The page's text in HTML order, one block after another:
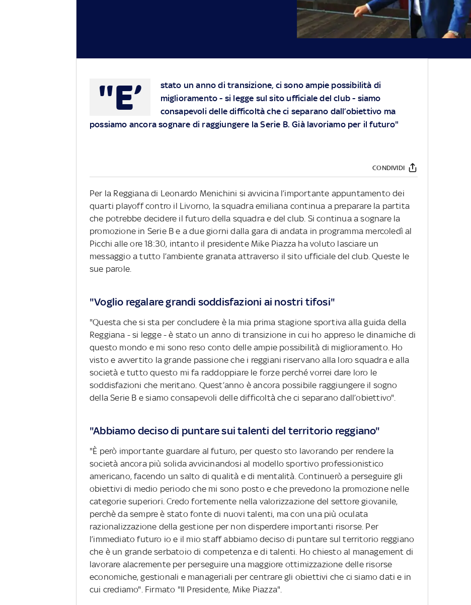
"E’
stato un anno di transizione, ci sono ampie possibilità di
miglioramento - si legge sul sito ufficiale del club - siamo
consapevoli delle difficoltà che ci separano dall’obiettivo ma
possiamo ancora sognare di raggiungere la Serie B. Già lavoriamo per il futuro"
CONDIVIDI
Per la Reggiana di Leonardo Menichini si avvicina l’importante appuntamento dei
quarti playoff contro il Livorno, la squadra emiliana continua a preparare la partita
che potrebbe decidere il futuro della squadra e del club. Si continua a sognare la
promozione in Serie B e a due giorni dalla gara di andata in programma mercoledì al
Picchi alle ore 18:30, intanto il presidente Mike Piazza ha voluto lasciare un
messaggio a tutto l’ambiente granata attraverso il sito ufficiale del club. Queste le
sue parole.
"Voglio regalare grandi soddisfazioni ai nostri tifosi"
"Questa che si sta per concludere è la mia prima stagione sportiva alla guida della
Reggiana - si legge - è stato un anno di transizione in cui ho appreso le dinamiche di
questo mondo e mi sono reso conto delle ampie possibilità di miglioramento. Ho
visto e avvertito la grande passione che i reggiani riservano alla loro squadra e alla
società e tutto questo mi fa raddoppiare le forze perché vorrei dare loro le
soddisfazioni che meritano. Quest’anno è ancora possibile raggiungere il sogno
della Serie B e siamo consapevoli delle difficoltà che ci separano dall’obiettivo".
"Abbiamo deciso di puntare sui talenti del territorio reggiano"
"È però importante guardare al futuro, per questo sto lavorando per rendere la
società ancora più solida avvicinandosi al modello sportivo professionistico
americano, facendo un salto di qualità e di mentalità. Continuerò a perseguire gli
obiettivi di medio periodo che mi sono posto e che prevedono la promozione nelle
categorie superiori. Credo fortemente nella valorizzazione del settore giovanile,
perchè da sempre è stato fonte di nuovi talenti, ma con una più oculata
razionalizzazione della gestione per non disperdere importanti risorse. Per
l’immediato futuro io e il mio staff abbiamo deciso di puntare sul territorio reggiano
che è un grande serbatoio di competenza e di talenti. Ho chiesto al management di
lavorare alacremente per perseguire una maggiore ottimizzazione delle risorse
economiche, gestionali e manageriali per centrare gli obiettivi che ci siamo dati e in
cui crediamo". Firmato "Il Presidente, Mike Piazza".